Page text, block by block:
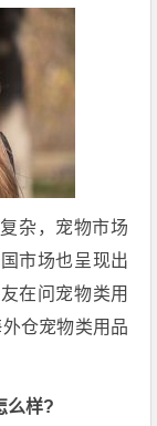
杂，宠物市场
市场也呈现出
在问宠物类用
仓宠物类用品
么样?